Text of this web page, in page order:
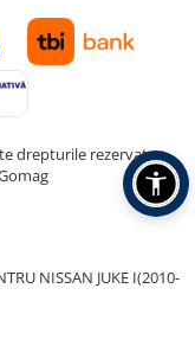
drepturile rezervate.
NISSAN JUKE I(2010-